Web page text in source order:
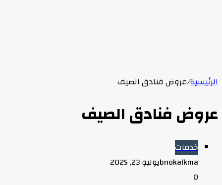
الرئيسية/عروض فنادق الصيف
عروض فنادق الصيف
خدمات
bnokalkmaيوليو 23, 2025
0